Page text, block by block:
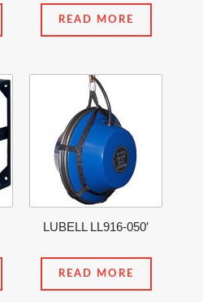
READ MORE
LUBELL LL916-050′
READ MORE